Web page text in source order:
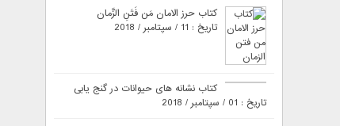
کتاب حرز الامان مَن فَتَنِ الزَّمان
تاریخ : 11 / سپتامبر / 2018
کتاب نشانه های حیوانات در گنج یابی
تاریخ : 01 / سپتامبر / 2018